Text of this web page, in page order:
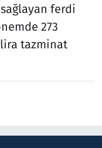
ferdi
273
tazminat